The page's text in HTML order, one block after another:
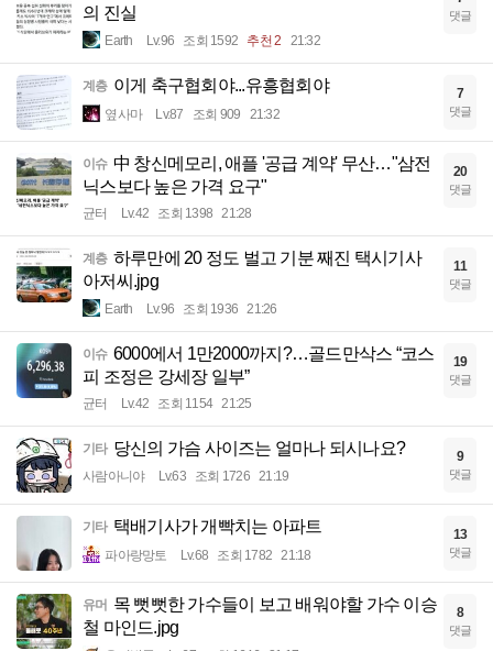
의 진실
Earth Lv.96 조회 1592 추천 2 21:32
댓글
계층 이게 축구협회야...유흥협회야
옆사마 Lv.87 조회 909 21:32
7
댓글
이슈 中 창신메모리, 애플 '공급 계약' 무산…"삼전
닉스보다 높은 가격 요구"
균터 Lv.42 조회 1398 21:28
20
댓글
계층 하루만에 20 정도 벌고 기분 째진 택시기사
아저씨.jpg
Earth Lv.96 조회 1936 21:26
11
댓글
이슈 6000에서 1만2000까지?…골드만삭스 “코스
피 조정은 강세장 일부”
균터 Lv.42 조회 1154 21:25
19
댓글
기타 당신의 가슴 사이즈는 얼마나 되시나요?
사람아니야 Lv.63 조회 1726 21:19
9
댓글
기타 택배기사가 개빡치는 아파트
파아랑망토 Lv.68 조회 1782 21:18
13
댓글
유머 목 뻣뻣한 가수들이 보고 배워야할 가수 이승
철 마인드.jpg
8
댓글